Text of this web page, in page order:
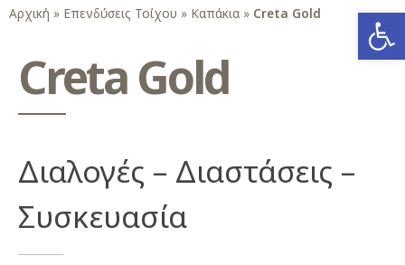
Αρχική » Επενδύσεις Τοίχου » Καπάκια » Creta Gold
Διαλογές – Διαστάσεις –
Συσκευασία
Creta Gold